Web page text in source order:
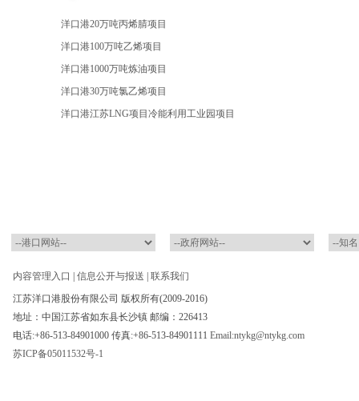
洋口港20万吨丙烯腈项目
洋口港100万吨乙烯项目
洋口港1000万吨炼油项目
洋口港30万吨氯乙烯项目
洋口港江苏LNG项目冷能利用工业园项目
内容管理入口 信息公开与报送
联系我们
江苏洋口港股份有限公司 版权所有(2009-2016)
地址：中国江苏省如东县长沙镇 邮编：226413
电话:+86-513-84901000 传真:+86-513-84901111 Email:ntykg@ntykg.com
苏ICP备05011532号-1